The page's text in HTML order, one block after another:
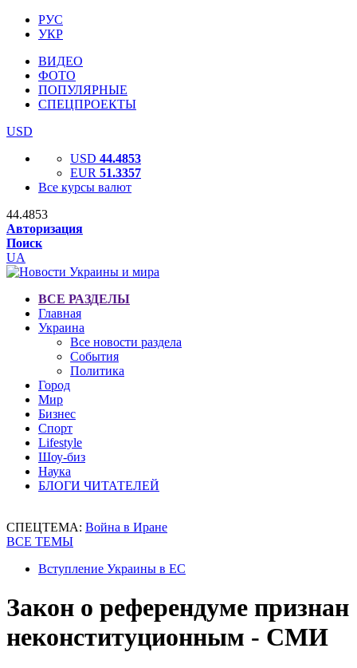
РУС
УКР
ВИДЕО
ФОТО
ПОПУЛЯРНЫЕ
СПЕЦПРОЕКТЫ
USD
USD 44.4853
EUR 51.3357
Все курсы валют
44.4853
Авторизация
Поиск
UA
ВСЕ РАЗДЕЛЫ
Главная
Украина
Все новости раздела
События
Политика
Город
Мир
Бизнес
Спорт
Lifestyle
Шоу-биз
Наука
БЛОГИ ЧИТАТЕЛЕЙ
СПЕЦТЕМА: Война в Иране
ВСЕ ТЕМЫ
Вступление Украины в ЕС
Закон о референдуме признан
неконституционным - СМИ